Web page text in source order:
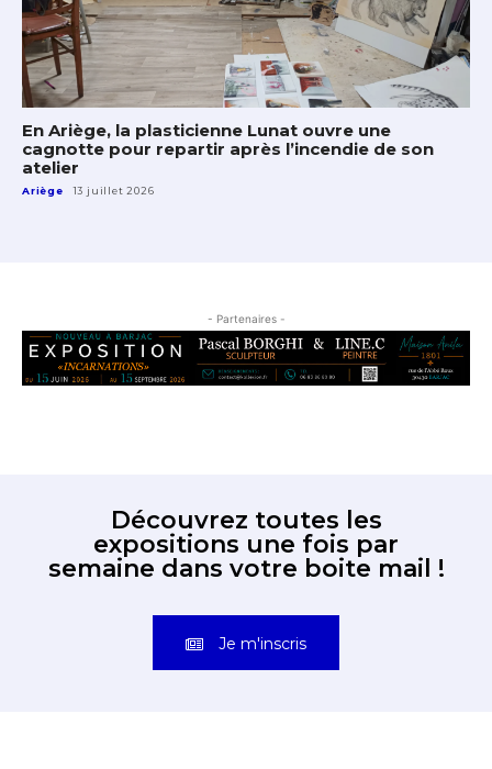
En Ariège, la plasticienne Lunat ouvre une
cagnotte pour repartir après l’incendie de son
atelier
Ariège 13 juillet 2026
- Partenaires -
Découvrez toutes les
expositions une fois par
semaine dans votre boite mail !
Je m'inscris